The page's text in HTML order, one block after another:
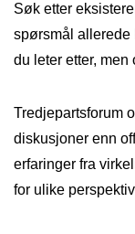
Søk etter
spørsmål allerede
du leter etter,
Tredjepartsforum
diskusjoner enn
erfaringer fra
for ulike